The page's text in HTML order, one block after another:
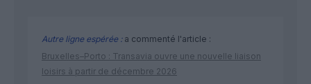
Autre ligne espérée :a commenté l'article :
Bruxelles–Porto : Transavia ouvre une nouvelle liaison
loisirs à partir de décembre 2026